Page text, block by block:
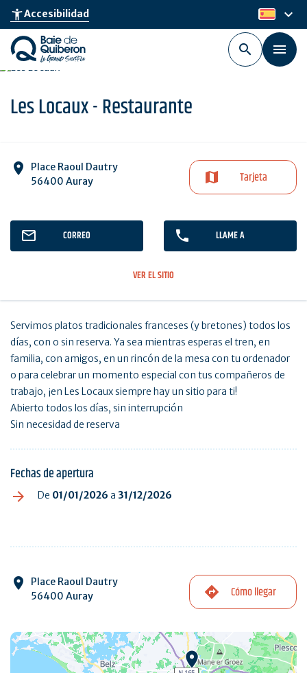
Skip
main
content
accessibility_newAccesibilidad es
keyboard_arrow_down
Les Locaux - Restaurante
Place Raoul Dautry
56400 Auray
Tarjeta
CORREO LLAME A
VER EL SITIO
Servimos platos tradicionales franceses (y bretones) todos los
días, con o sin reserva. Ya sea mientras esperas el tren, en
familia, con amigos, en un rincón de la mesa con tu ordenador
o para celebrar un momento especial con tus compañeros de
trabajo, ¡en Les Locaux siempre hay un sitio para ti!
Abierto todos los días, sin interrupción
Sin necesidad de reserva
Fechas de apertura
De 01/01/2026 a 31/12/2026
Place Raoul Dautry
56400 Auray
Cómo llegar